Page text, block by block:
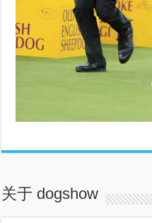
关于 dogshow